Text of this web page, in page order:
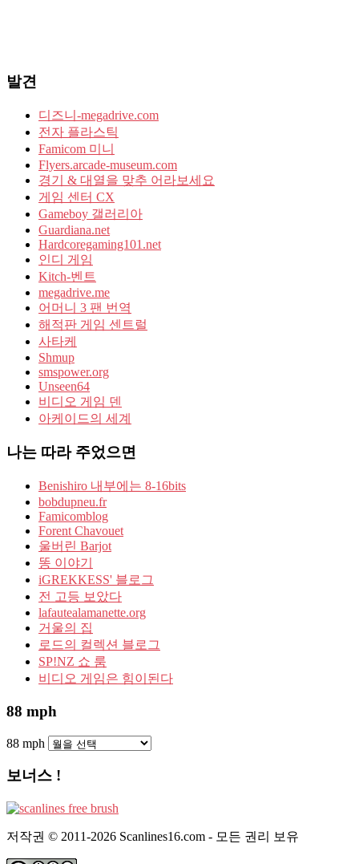
발견
디즈니-megadrive.com
전자 플라스틱
Famicom 미니
Flyers.arcade-museum.com
경기 & 대열을 맞추 어라보세요
게임 센터 CX
Gameboy 갤러리아
Guardiana.net
Hardcoregaming101.net
인디 게임
Kitch-벤트
megadrive.me
어머니 3 팬 번역
해적판 게임 센트럴
사타케
Shmup
smspower.org
Unseen64
비디오 게임 덴
아케이드의 세계
나는 따라 주었으면
Benishiro 내부에는 8-16bits
bobdupneu.fr
Famicomblog
Forent Chavouet
울버린 Barjot
똥 이야기
iGREKKESS' 블로그
전 고등 보았다
lafautealamanette.org
거울의 집
로드의 컬렉션 블로그
SP!NZ 쇼 룸
비디오 게임은 힘이된다
88 mph
88 mph
보너스 !
저작권 © 2011-2026 Scanlines16.com - 모든 권리 보유